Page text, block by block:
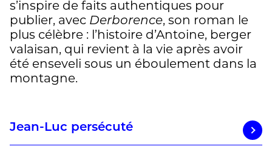
s’inspire de faits authentiques pour
publier, avec Derborence, son roman le
plus célèbre : l’histoire d’Antoine, berger
valaisan, qui revient à la vie après avoir
été enseveli sous un éboulement dans la
montagne.
Jean-Luc persécuté